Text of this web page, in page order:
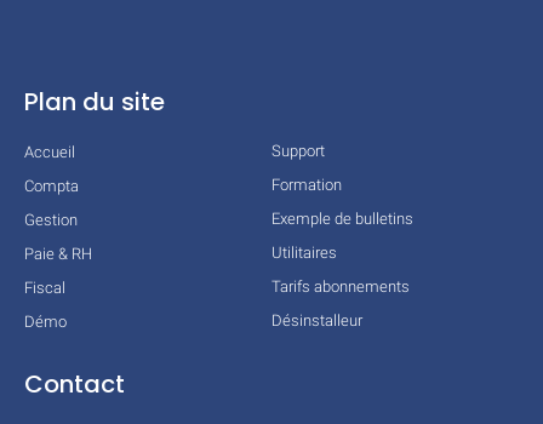
Plan du site
Accueil
Compta
Gestion
Paie & RH
Fiscal
Démo
Support
Formation
Exemple de bulletins
Utilitaires
Tarifs abonnements
Désinstalleur
Contact